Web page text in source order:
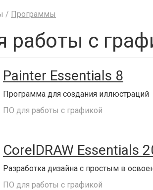
/ Программы
работы с
Painter Essentials 8
Программа для создания иллюстраций
ПО для работы с графикой
CorelDRAW Essentials
Разработка дизайна с простым в
ПО для работы с графикой